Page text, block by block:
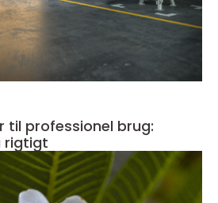
til professionel brug:
rigtigt